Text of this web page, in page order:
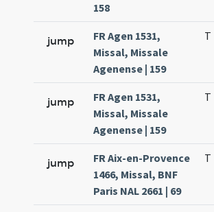
158
jump
FR Agen 1531,
Missal, Missale
Agenense | 159
T
jump
FR Agen 1531,
Missal, Missale
Agenense | 159
T
jump
FR Aix-en-Provence
1466, Missal, BNF
Paris NAL 2661 | 69
T